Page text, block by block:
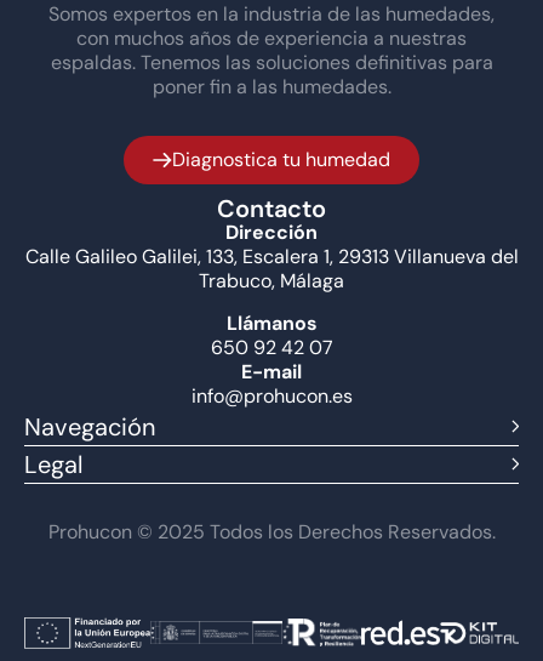
Somos expertos en la industria de las humedades,
con muchos años de experiencia a nuestras
espaldas. Tenemos las soluciones definitivas para
poner fin a las humedades.
Diagnostica tu humedad
Contacto
Dirección
Calle Galileo Galilei, 133, Escalera 1, 29313 Villanueva del
Trabuco, Málaga
Llámanos
650 92 42 07
E-mail
info@prohucon.es
Navegación
Legal
Prohucon © 2025 Todos los Derechos Reservados.